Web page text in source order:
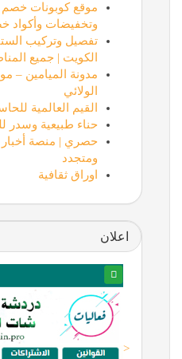
موقع كوبونات
وتخفيضات وأكواد
تفصيل وتركيب
الكويت | جميع
مدونة الميامين –
الولائي
القيم العالمية
حناء طبيعية وسدر
حصري | منصة
ومتجدد
اوراق ثقافية
اعلان
<